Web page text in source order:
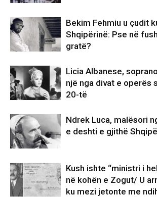
Bekim Fehmiu u çudit
Shqipërinë: Pse në
gratë?
Licia Albanese,
një nga divat e operës
20-të
Ndrek Luca, malësori
e deshti e gjithë
Kush ishte “ministri i
në kohën e Zogut/ U
ku mezi jetonte me